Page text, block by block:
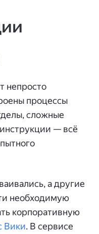
непросто
процессы
сложные
— всё
а другие
необходимую
корпоративную
Вики. В сервисе